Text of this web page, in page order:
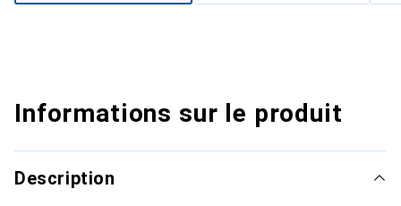
Informations sur le produit
Description